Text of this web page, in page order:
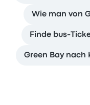
Wie man von
Finde bus-
Green Bay nach